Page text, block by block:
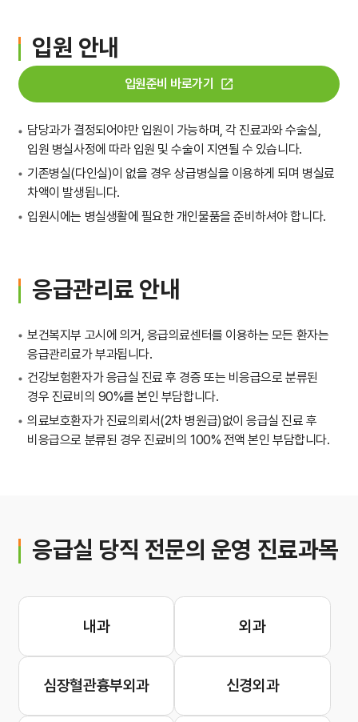
입원 안내
입원준비 바로가기
담당과가 결정되어야만 입원이 가능하며, 각 진료과와 수술실,
입원 병실사정에 따라 입원 및 수술이 지연될 수 있습니다.
기존병실(다인실)이 없을 경우 상급병실을 이용하게 되며 병실료
차액이 발생됩니다.
입원시에는 병실생활에 필요한 개인물품을 준비하셔야 합니다.
응급관리료 안내
보건복지부 고시에 의거, 응급의료센터를 이용하는 모든 환자는
응급관리료가 부과됩니다.
건강보험환자가 응급실 진료 후 경증 또는 비응급으로 분류된
경우 진료비의 90%를 본인 부담합니다.
의료보호환자가 진료의뢰서(2차 병원급)없이 응급실 진료 후
비응급으로 분류된 경우 진료비의 100% 전액 본인 부담합니다.
응급실 당직 전문의 운영 진료과목
내과 외과
심장혈관흉부외과 신경외과